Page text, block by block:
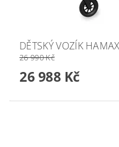
DĚTSKÝ VOZÍK
26 990 Kč
26 988 Kč